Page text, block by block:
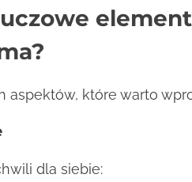
aspektów, które warto
dla siebie: